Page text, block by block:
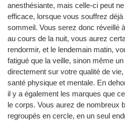
anesthésiante, mais celle-ci peut
efficace, lorsque vous souffrez
sommeil. Vous serez donc réveillé
au cours de la nuit, vous aurez
rendormir, et le lendemain matin,
fatigué que la veille, sinon même
directement sur votre qualité de
santé physique et mentale. En
il y a également les marques que
le corps. Vous aurez de nombreux
regroupés en cercle, en un seul